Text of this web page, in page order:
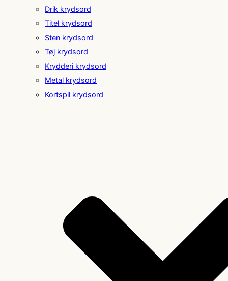
Drik krydsord
Titel krydsord
Sten krydsord
Tøj krydsord
Krydderi krydsord
Metal krydsord
Kortspil krydsord